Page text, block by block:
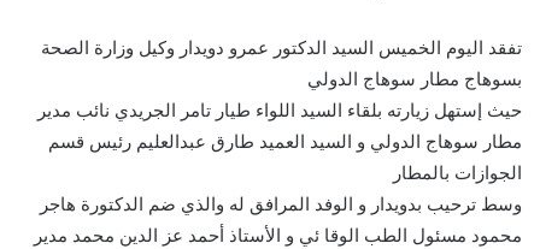
تفقد اليوم الخميس السيد الدكتور عمرو دويدار وكيل وزارة الصحة
بسوهاج مطار سوهاج الدولي
حيث إستهل زيارته بلقاء السيد اللواء طيار تامر الجريدي نائب مدير
مطار سوهاج الدولي و السيد العميد طارق عبدالعليم رئيس قسم
الجوازات بالمطار
وسط ترحيب بدويدار و الوفد المرافق له والذي ضم الدكتورة هاجر
محمود مسئول الطب الوقا ئي و الأستاذ أحمد عز الدين محمد مدير